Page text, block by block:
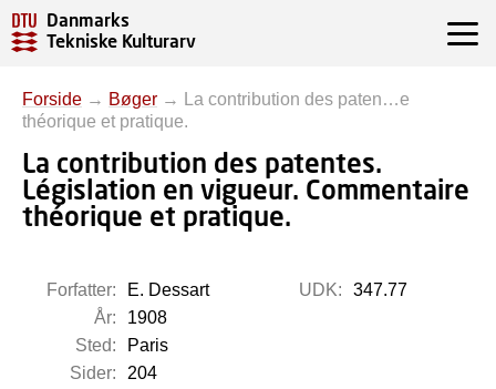
Danmarks
Tekniske Kulturarv
Forside → Bøger →
La contribution des paten…e
théorique et pratique.
La contribution des patentes.
Législation en vigueur. Commentaire
théorique et pratique.
Forfatter:
E. Dessart
År:
1908
Sted:
Paris
Sider:
204
UDK: 347.77